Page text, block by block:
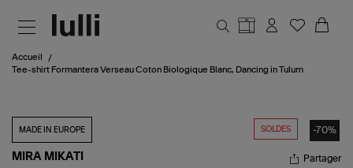
Accueil
Tee-shirt Formantera Verseau Coton Biologique Blanc, Dancing in Tulum
SOLDES -70%
MADE IN EUROPE
MIRA MIKATI Partager